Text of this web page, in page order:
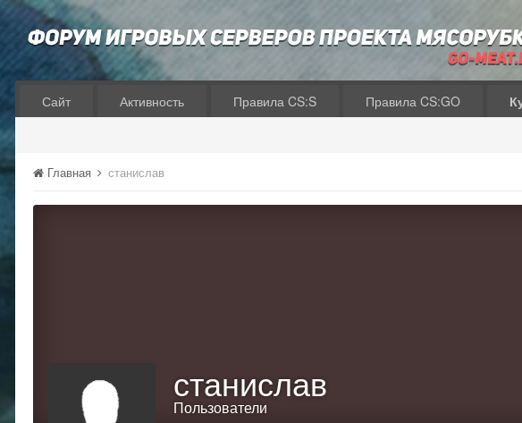
Сайт Активность Правила CS:S Правила CS:GO
Главная станислав
станислав
Пользователи